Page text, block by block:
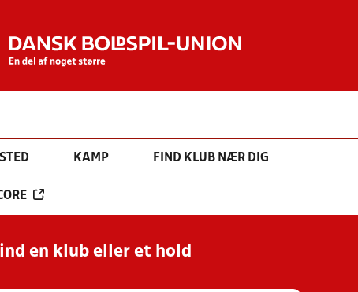
KAMP FIND KLUB NÆR DIG
en klub eller et hold